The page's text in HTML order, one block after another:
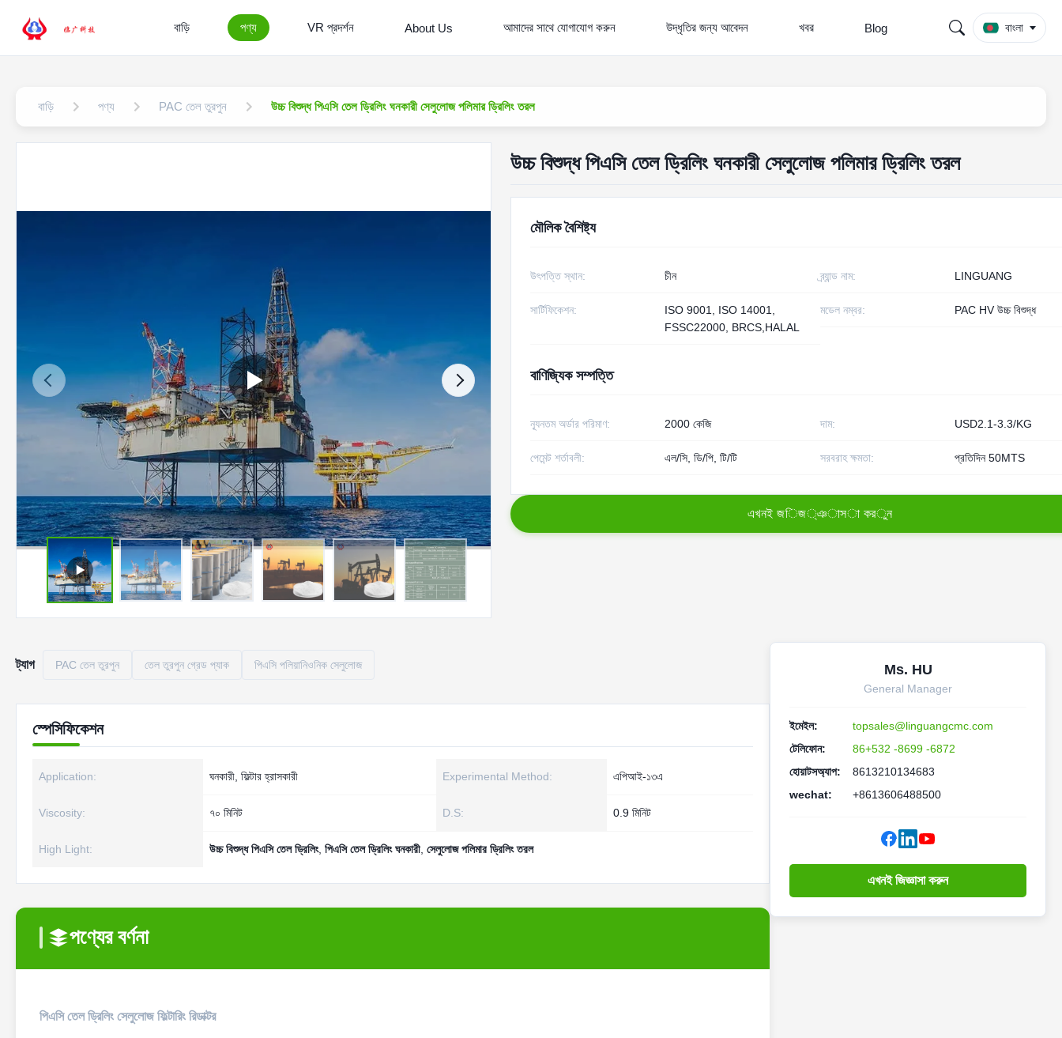
বাড়ি পণ্য VR প্রদর্শন About Us আমাদের সাথে যোগাযোগ করুন উদ্ধৃতির জন্য আবেদন খবর Blog বাংলা
বাড়ি পণ্য PAC তেল তুরপুন উচ্চ বিশুদ্ধ পিএসি তেল ড্রিলিং ঘনকারী সেলুলোজ পলিমার ড্রিলিং তরল
উচ্চ বিশুদ্ধ পিএসি তেল ড্রিলিং ঘনকারী সেলুলোজ পলিমার ড্রিলিং তরল
মৌলিক বৈশিষ্ট্য
উৎপত্তি স্থান: চীন ব্র্যান্ড নাম: LINGUANG
সার্টিফিকেশন:
ISO 9001, ISO 14001,
FSSC22000, BRCS,HALAL
মডেল নম্বর: PAC HV উচ্চ বিশুদ্ধ
বাণিজ্যিক সম্পত্তি
ন্যূনতম অর্ডার পরিমাণ: 2000 কেজি দাম: USD2.1-3.3/KG
পেমেন্ট শর্তাবলী: এল/সি, ডি/পি, টি/টি সরবরাহ ক্ষমতা: প্রতিদিন 50MTS
এখনই জিজ্ঞাসা করুন
ট্যাগ PAC তেল তুরপুন তেল তুরপুন গ্রেড প্যাক পিএসি পলিয়ানিওনিক সেলুলোজ
স্পেসিফিকেশন
Application: ঘনকারী, ফিল্টার হ্রাসকারী Experimental Method: এপিআই-১৩এ
Viscosity: ৭০ মিনিট D.S: 0.9 মিনিট
High Light: উচ্চ বিশুদ্ধ পিএসি তেল ড্রিলিং, পিএসি তেল ড্রিলিং ঘনকারী সেলুলোজ পলিমার ড্রিলিং তরল
পণ্যের বর্ণনা
পিএসি তেল ড্রিলিং সেলুলোজ ফিল্টারিং রিডাক্টর
Ms. HU
General Manager
ইমেইল:
topsales@linguangcmc.com
টেলিফোন:
86+532 -8699 -6872
হোয়াটসঅ্যাপ:
8613210134683
wechat:
+8613606488500
এখনই জিজ্ঞাসা করুন